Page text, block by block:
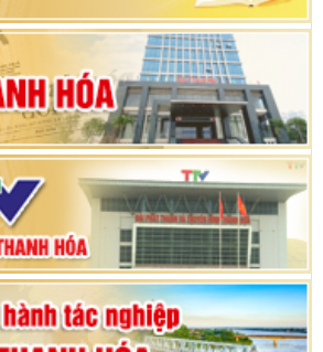
Kỳ họp bất thường lần thứ 9, Quốc
XV
thảo luận Kỳ họp thứ 24, HĐND tỉnh
Hóa khóa XVIII, nhiệm kỳ 2021 - 2026
Kỳ họp thứ hai bốn, Hội đồng nhân dân
XVIII